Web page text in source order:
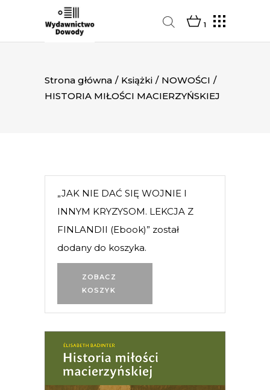
1
Strona główna / Książki / NOWOŚCI /
HISTORIA MIŁOŚCI MACIERZYŃSKIEJ
ZOBACZ
KOSZYK
„JAK NIE DAĆ SIĘ WOJNIE I
INNYM KRYZYSOM. LEKCJA Z
FINLANDII (Ebook)” został
dodany do koszyka.